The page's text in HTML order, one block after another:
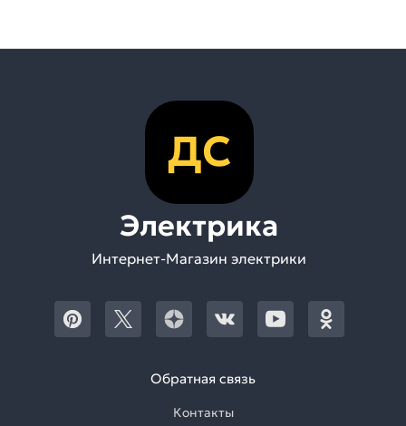
ДС
Электрика
Интернет-Магазин электрики
Обратная связь
Контакты